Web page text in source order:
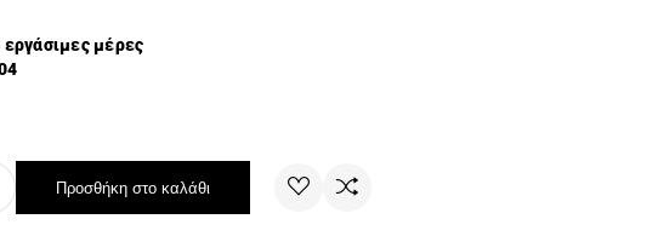
μέρες
Προσθήκη στο καλάθι